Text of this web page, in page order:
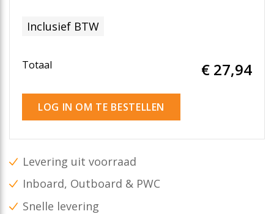
Inclusief BTW
Totaal € 27,94
LOG IN OM TE BESTELLEN
Levering uit voorraad
Inboard, Outboard & PWC
Snelle levering